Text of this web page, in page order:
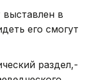
в
его смогут
раздел,-